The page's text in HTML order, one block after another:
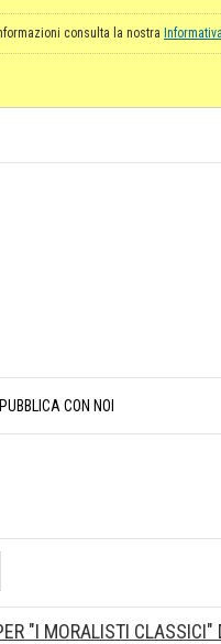
consulta la nostra
PUBBLICA CON NOI
"I MORALISTI